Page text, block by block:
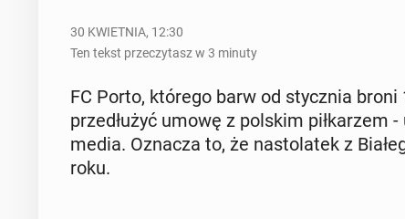
30 KWIETNIA, 12:30
Ten tekst przeczytasz w 3 minuty
FC Porto, którego barw od stycz­nia
prze­dłu­żyć umowę z polskim pił­ka­rzem
media. Oznacza to, że na­sto­la­tek z
roku.